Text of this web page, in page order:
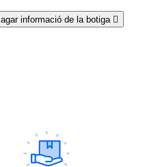
informació de la botiga 